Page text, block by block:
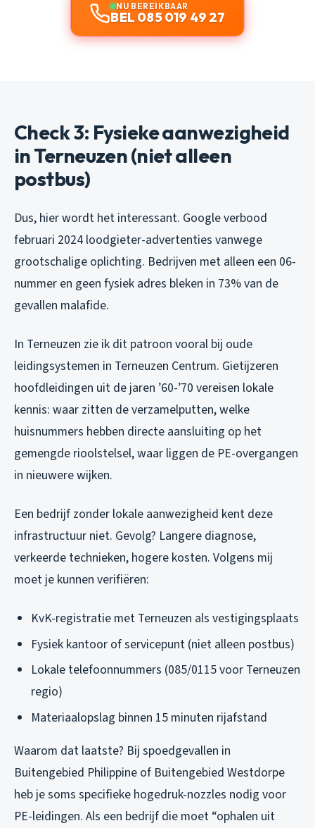
NU BEREIKBAAR
BEL 085 019 49 27
Check 3: Fysieke aanwezigheid
in Terneuzen (niet alleen
postbus)
Dus, hier wordt het interessant. Google verbood
februari 2024 loodgieter-advertenties vanwege
grootschalige oplichting. Bedrijven met alleen een 06-
nummer en geen fysiek adres bleken in 73% van de
gevallen malafide.
In Terneuzen zie ik dit patroon vooral bij oude
leidingsystemen in Terneuzen Centrum. Gietijzeren
hoofdleidingen uit de jaren ’60-’70 vereisen lokale
kennis: waar zitten de verzamelputten, welke
huisnummers hebben directe aansluiting op het
gemengde rioolstelsel, waar liggen de PE-overgangen
in nieuwere wijken.
Een bedrijf zonder lokale aanwezigheid kent deze
infrastructuur niet. Gevolg? Langere diagnose,
verkeerde technieken, hogere kosten. Volgens mij
moet je kunnen verifiëren:
KvK-registratie met Terneuzen als vestigingsplaats
Fysiek kantoor of servicepunt (niet alleen postbus)
Lokale telefoonnummers (085/0115 voor Terneuzen
regio)
Materiaalopslag binnen 15 minuten rijafstand
Waarom dat laatste? Bij spoedgevallen in
Buitengebied Philippine of Buitengebied Westdorpe
heb je soms specifieke hogedruk-nozzles nodig voor
PE-leidingen. Als een bedrijf die moet “ophalen uit